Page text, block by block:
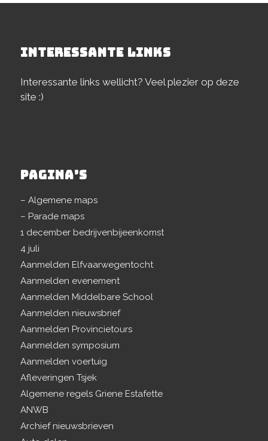
INTERESSANTE LINKS
Interessante links wellicht? Veel plezier op deze
site :)
PAGINA’S
– Algemene maps
– Parade maps
1 december bedrijvenbijeenkomst
4 juli
Aanmelden Elfvaarwegentocht
Aanmelden evenement
Aanmelden Middelbare School
Aanmelden nieuwsbrief
Aanmelden Provincietours
Aanmelden symposium
Aanmelden voertuig
Afleveringen Tsjek
Algemene regels Griene Estafette
ANWB
Archief nieuwsbrieven